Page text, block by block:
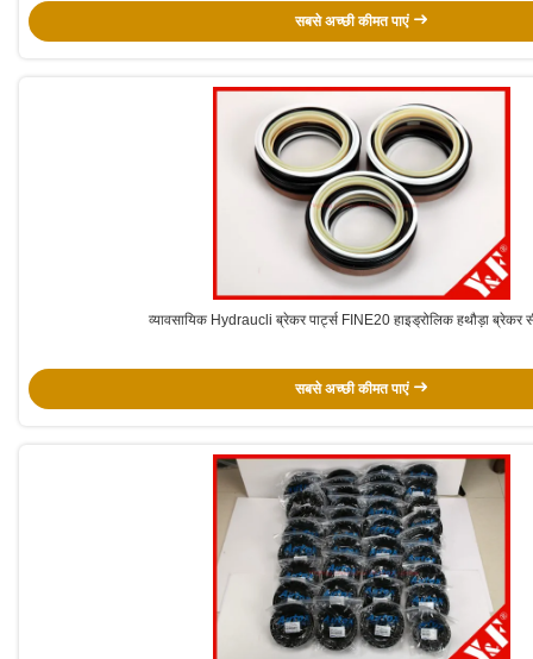
सबसे अच्छी कीमत पाएं
व्यावसायिक Hydraucli ब्रेकर पार्ट्स FINE20 हाइड्रोलिक हथौड़ा ब्रेकर
सबसे अच्छी कीमत पाएं